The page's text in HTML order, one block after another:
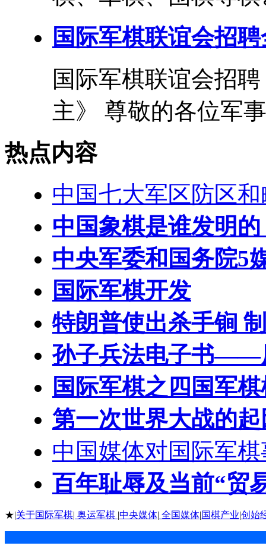
国际军棋联谊会招
国际军棋联谊会招
主》 尊敬的各位军
热点内容
中国七大军区防区
中国象棋是谁发明的
中央军委和国务院5
国际军棋开发
特朗普使出杀手锏
孙子兵法电子书——
国际军棋之四国军
第一次世界大战的
中国媒体对国际军
百年耻辱及当前“贸
★|关于国际军棋| 奥运军棋 |中央媒体| 全国媒体|国棋产业|创始